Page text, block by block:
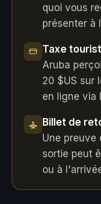
quoi vous
présenter à
Taxe
Aruba
20 $US sur
en ligne via
Billet de
Une preuve
sortie peut
ou à